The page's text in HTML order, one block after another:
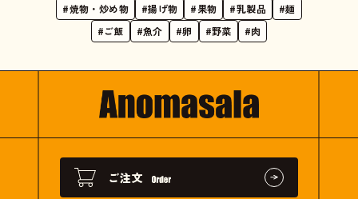
#焼物・炒め物
#揚げ物 #果物 #乳製品
#麺
#ご飯
#魚介 #卵 #野菜 #肉
ご注文